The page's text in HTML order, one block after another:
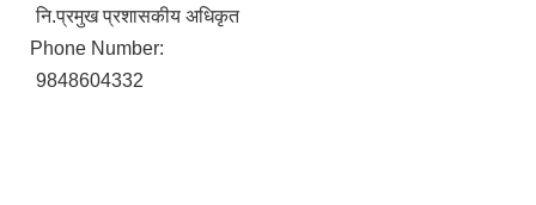
नि.प्रमुख प्रशासकीय अधिकृत
Phone Number:
9848604332